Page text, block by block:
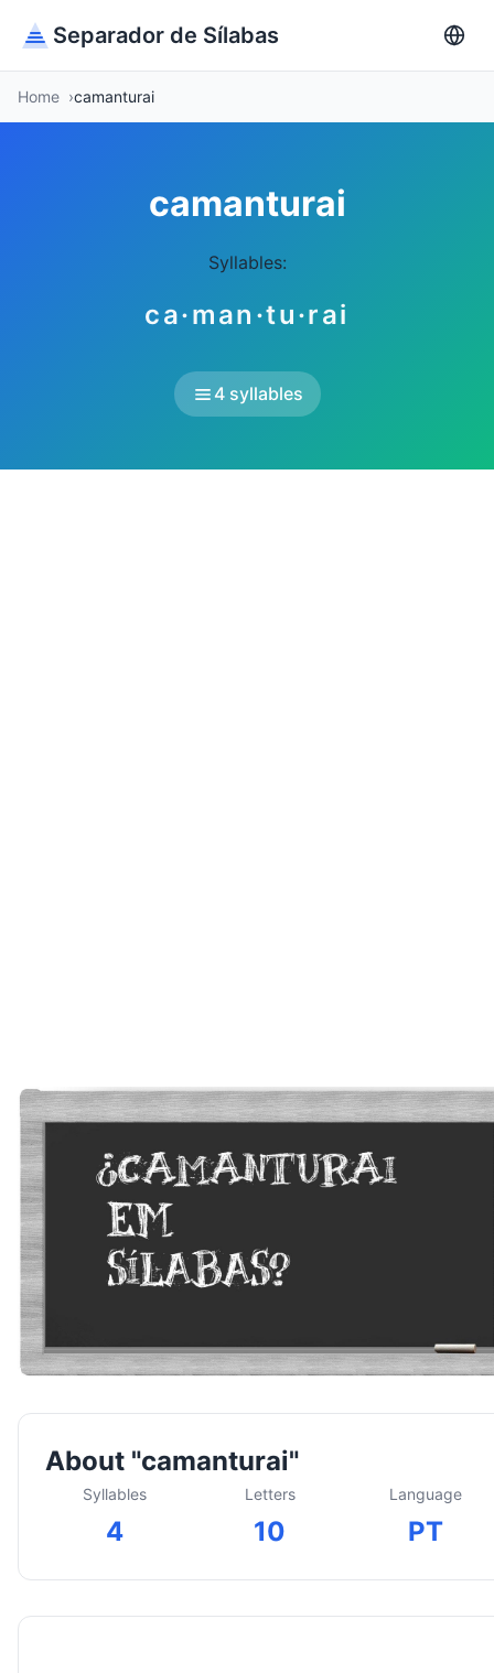
Separador de Sílabas
Home camanturai
camanturai
Syllables:
ca·man·tu·rai
4 syllables
About "camanturai"
Syllables
4
Letters
10
Language
PT